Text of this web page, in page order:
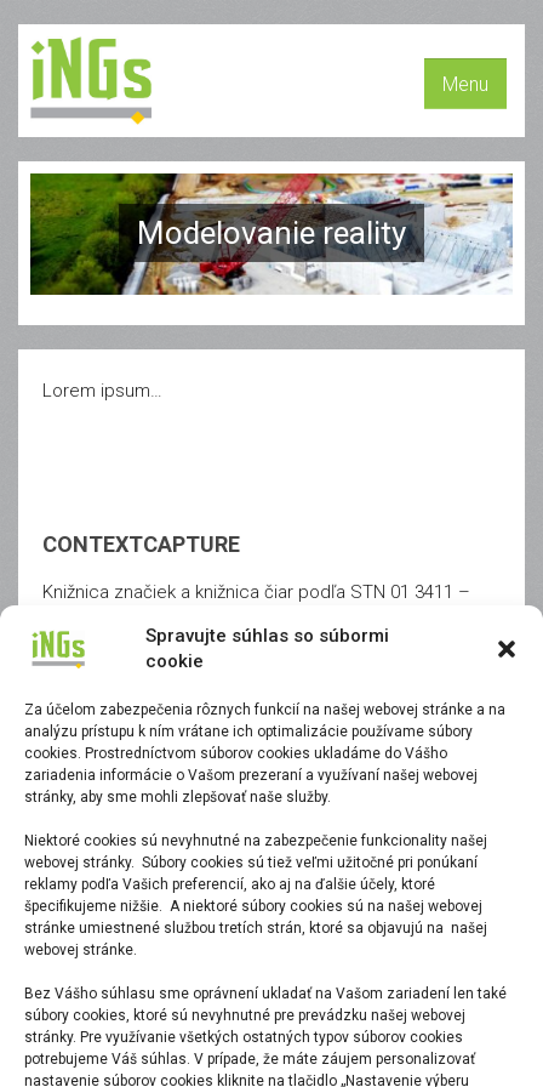
Spravujte súhlas so súbormi
cookie
Za účelom zabezpečenia rôznych funkcií na našej webovej stránke a na
analýzu prístupu k ním vrátane ich optimalizácie používame súbory
cookies. Prostredníctvom súborov cookies ukladáme do Vášho
zariadenia informácie o Vašom prezeraní a využívaní našej webovej
stránky, aby sme mohli zlepšovať naše služby.
Niektoré cookies sú nevyhnutné na zabezpečenie funkcionality našej
webovej stránky. Súbory cookies sú tiež veľmi užitočné pri ponúkaní
reklamy podľa Vašich preferencií, ako aj na ďalšie účely, ktoré
špecifikujeme nižšie. A niektoré súbory cookies sú na našej webovej
stránke umiestnené službou tretích strán, ktoré sa objavujú na našej
webovej stránke.
Bez Vášho súhlasu sme oprávnení ukladať na Vašom zariadení len také
súbory cookies, ktoré sú nevyhnutné pre prevádzku našej webovej
stránky. Pre využívanie všetkých ostatných typov súborov cookies
potrebujeme Váš súhlas. V prípade, že máte záujem personalizovať
nastavenie súborov cookies kliknite na tlačidlo „Nastavenie výberu
Menu
Modelovanie reality
Lorem ipsum…
CONTEXTCAPTURE
Knižnica značiek a knižnica čiar podľa STN 01 3411 –
Mapy veľkých mierok určená pre používanie v prostredí
Bentley CADov.čítaj viac
CONTEXTCAPTURE EDITOR
Makro ExitLane slúži na vykreslenie klinu vyraďovacieho
alebo zaraďovacieho úseku v zmysle STN 736102
DESCARTES
Knižnica značiek a knižnica čiar podľa STN 01 3411 –
Mapy veľkých mierok určená pre používanie v prostredí
Bentley CADov.čítaj viac
POINTOOLS
Makro ExitLane slúži na vykreslenie klinu vyraďovacieho